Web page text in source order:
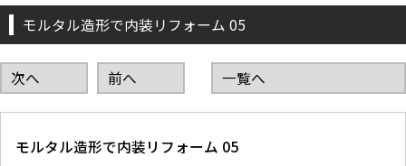
モルタル造形で内装リフォーム 05
次へ 前へ 一覧へ
モルタル造形で内装リフォーム 05